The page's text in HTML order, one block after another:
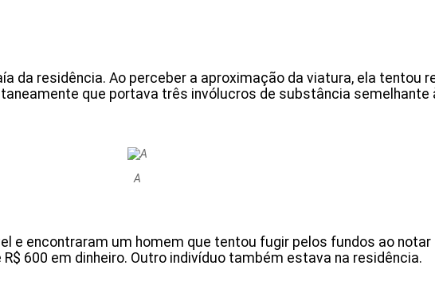
da residência. Ao perceber a aproximação da viatura, ela tentou
que portava três invólucros de substância semelhante
A
e encontraram um homem que tentou fugir pelos fundos ao notar
600 em dinheiro. Outro indivíduo também estava na residência.